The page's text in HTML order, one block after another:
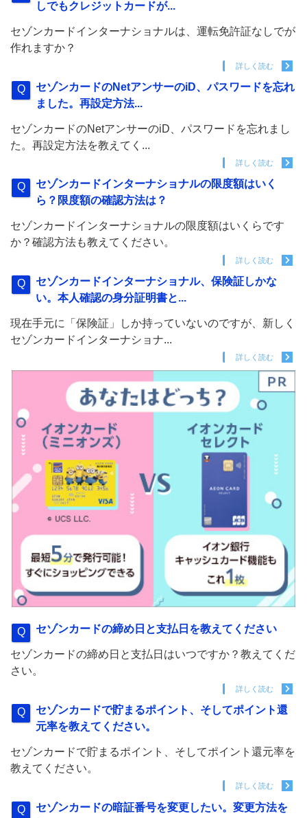
しでもクレジットカードが...
セゾンカードインターナショナルは、運転免許証なしでが
作れますか？
詳しく読む
セゾンカードのNetアンサーのiD、パスワードを忘れ
ました。再設定方法...
セゾンカードのNetアンサーのiD、パスワードを忘れまし
た。再設定方法を教えてく...
詳しく読む
セゾンカードインターナショナルの限度額はいく
ら？限度額の確認方法は？
セゾンカードインターナショナルの限度額はいくらです
か？確認方法も教えてください。
詳しく読む
セゾンカードインターナショナル、保険証しかな
い。本人確認の身分証明書と...
現在手元に「保険証」しか持っていないのですが、新しく
セゾンカードインターナショナ...
詳しく読む
セゾンカードの締め日と支払日を教えてください
セゾンカードの締め日と支払日はいつですか？教えてくだ
さい。
詳しく読む
セゾンカードで貯まるポイント、そしてポイント還
元率を教えてください。
セゾンカードで貯まるポイント、そしてポイント還元率を
教えてください。
詳しく読む
セゾンカードの暗証番号を変更したい。変更方法を